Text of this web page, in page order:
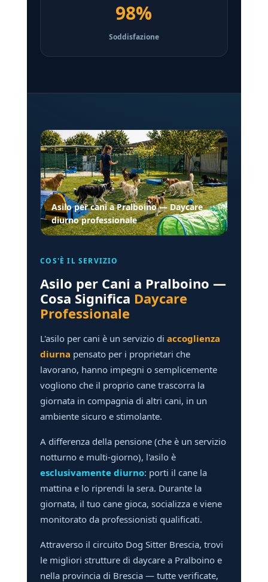
98%
Soddisfazione
Asilo per cani a Pralboino — Daycare
diurno professionale
COS'È IL SERVIZIO
Asilo per Cani a Pralboino —
Cosa Significa Daycare
Professionale
L'asilo per cani è un servizio diaccoglienza
diurna pensato per i proprietari che
lavorano, hanno impegni o semplicemente
vogliono che il proprio cane trascorra la
giornata in compagnia di altri cani, in un
ambiente sicuro e stimolante.
A differenza della pensione (che è un servizio
notturno e multi-giorno), l'asilo è
esclusivamente diurno: porti il cane la
mattina e lo riprendi la sera. Durante la
giornata, il tuo cane gioca, socializza e viene
monitorato da professionisti qualificati.
Attraverso il circuito Dog Sitter Brescia, trovi
le migliori strutture di daycare a Pralboino e
nella provincia di Brescia — tutte verificate,